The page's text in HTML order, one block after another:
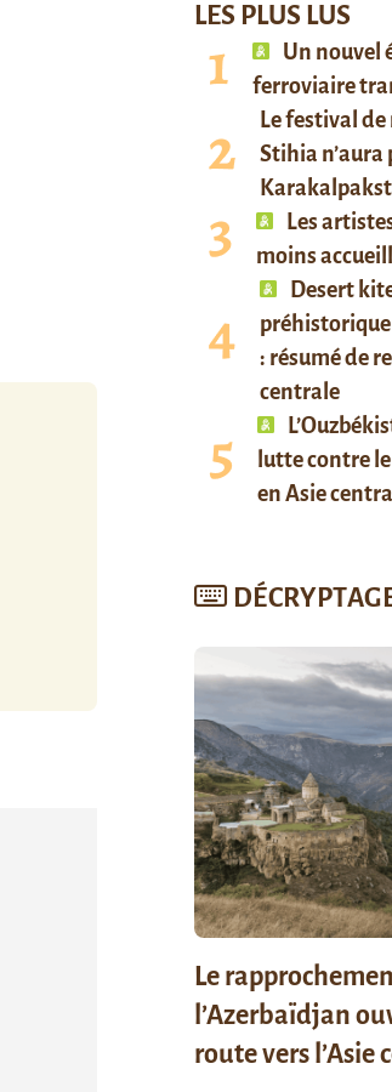
LES PLUS LUS
Un nouvel
ferroviaire
Le festival
Stihia n’aura
Les
moins
Desert
préhistorique
: résumé de
centrale
lutte contre
en Asie
Le
l’Azerbaïdjan
route vers l’Asie